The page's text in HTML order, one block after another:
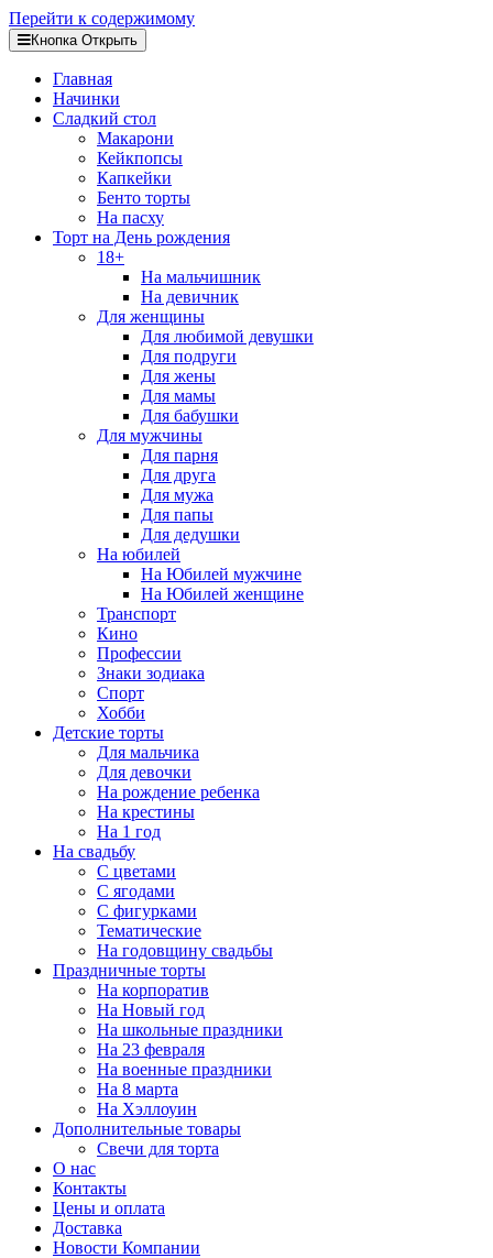
Перейти к содержимому
Кнопка Открыть
Главная
Начинки
Сладкий стол
Макарони
Кейкпопсы
Капкейки
Бенто торты
На пасху
Торт на День рождения
18+
На мальчишник
На девичник
Для женщины
Для любимой девушки
Для подруги
Для жены
Для мамы
Для бабушки
Для мужчины
Для парня
Для друга
Для мужа
Для папы
Для дедушки
На юбилей
На Юбилей мужчине
На Юбилей женщине
Транспорт
Кино
Профессии
Знаки зодиака
Спорт
Хобби
Детские торты
Для мальчика
Для девочки
На рождение ребенка
На крестины
На 1 год
На свадьбу
С цветами
С ягодами
С фигурками
Тематические
На годовщину свадьбы
Праздничные торты
На корпоратив
На Новый год
На школьные праздники
На 23 февраля
На военные праздники
На 8 марта
На Хэллоуин
Дополнительные товары
Свечи для торта
О нас
Контакты
Цены и оплата
Доставка
Новости Компании